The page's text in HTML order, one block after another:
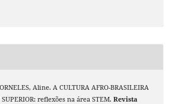
Aline. A CULTURA AFRO-BRASILEIRA
SUPERIOR: reflexões na área STEM. Revista